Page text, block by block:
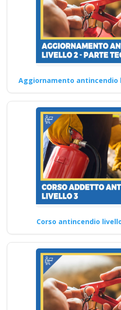
Aggiornamento antincendio
Corso antincendio